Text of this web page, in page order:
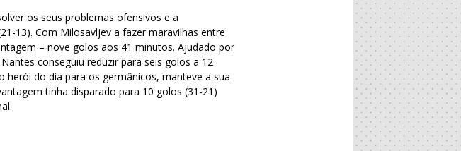
os seus problemas ofensivos e a
13). Com Milosavljev a fazer maravilhas entre
– nove golos aos 41 minutos. Ajudado por
conseguiu reduzir para seis golos a 12
do dia para os germânicos, manteve a sua
tinha disparado para 10 golos (31-21)